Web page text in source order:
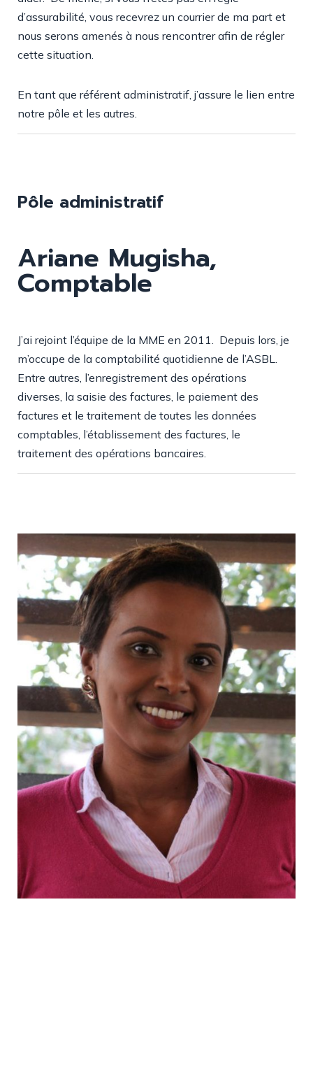
d’assurabilité, vous recevrez un courrier de ma part et
nous serons amenés à nous rencontrer afin de régler
cette situation.
En tant que référent administratif, j’assure le lien entre
notre pôle et les autres.
Pôle administratif
Ariane Mugisha,
Comptable
J’ai rejoint l’équipe de la MME en 2011. Depuis lors, je
m’occupe de la comptabilité quotidienne de l’ASBL.
Entre autres, l’enregistrement des opérations
diverses, la saisie des factures, le paiement des
factures et le traitement de toutes les données
comptables, l’établissement des factures, le
traitement des opérations bancaires.